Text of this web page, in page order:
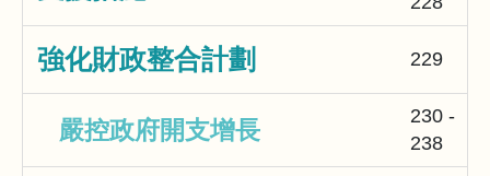
強化財政整合計劃 229
嚴控政府開支增長
230 -
238